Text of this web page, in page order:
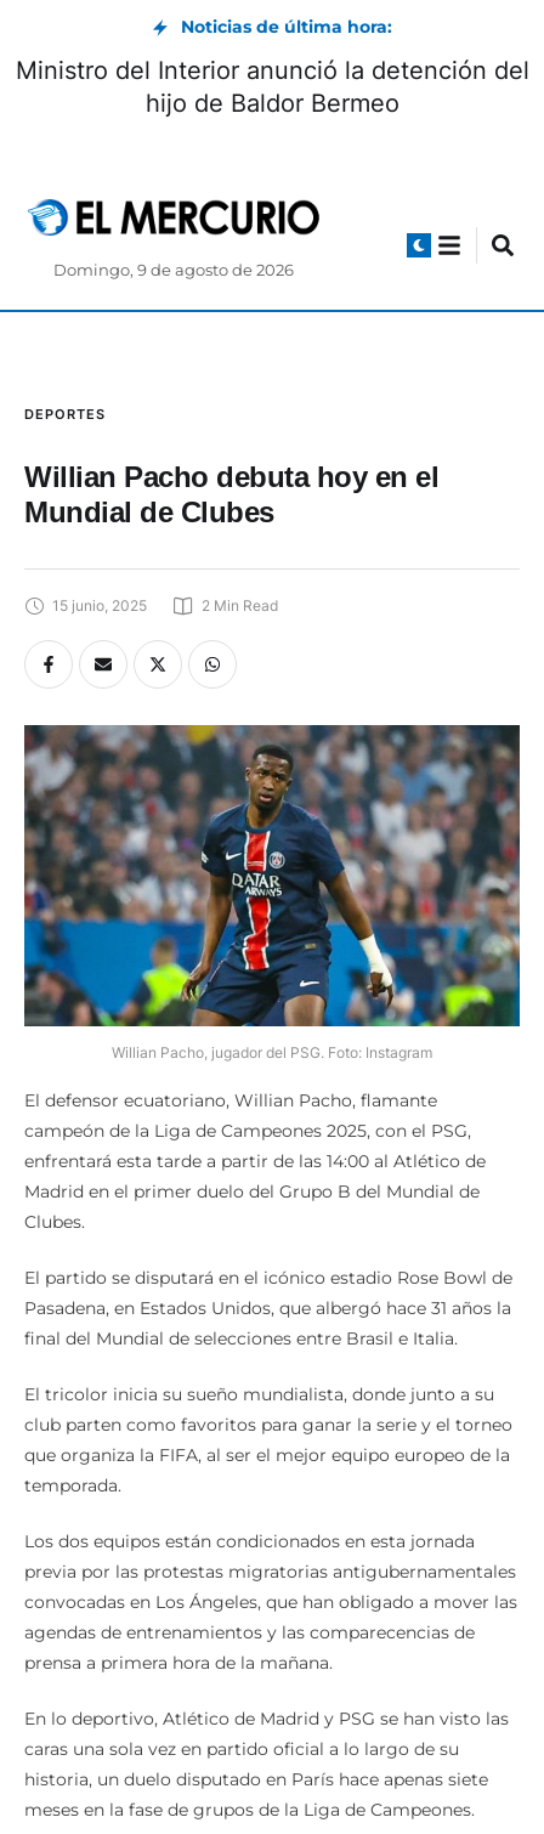
Noticias de última hora:
Ministro del Interior anunció la detención del
hijo de Baldor Bermeo
Domingo, 9 de agosto de 2026
DEPORTES
Willian Pacho debuta hoy en el
Mundial de Clubes
15 junio, 2025 2 Min Read
Willian Pacho, jugador del PSG. Foto: Instagram
El defensor ecuatoriano, Willian Pacho, flamante
campeón de la Liga de Campeones 2025, con el PSG,
enfrentará esta tarde a partir de las 14:00 al Atlético de
Madrid en el primer duelo del Grupo B del Mundial de
Clubes.
El partido se disputará en el icónico estadio Rose Bowl de
Pasadena, en Estados Unidos, que albergó hace 31 años la
final del Mundial de selecciones entre Brasil e Italia.
El tricolor inicia su sueño mundialista, donde junto a su
club parten como favoritos para ganar la serie y el torneo
que organiza la FIFA, al ser el mejor equipo europeo de la
temporada.
Los dos equipos están condicionados en esta jornada
previa por las protestas migratorias antigubernamentales
convocadas en Los Ángeles, que han obligado a mover las
agendas de entrenamientos y las comparecencias de
prensa a primera hora de la mañana.
En lo deportivo, Atlético de Madrid y PSG se han visto las
caras una sola vez en partido oficial a lo largo de su
historia, un duelo disputado en París hace apenas siete
meses en la fase de grupos de la Liga de Campeones.